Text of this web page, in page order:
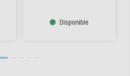
Disponible